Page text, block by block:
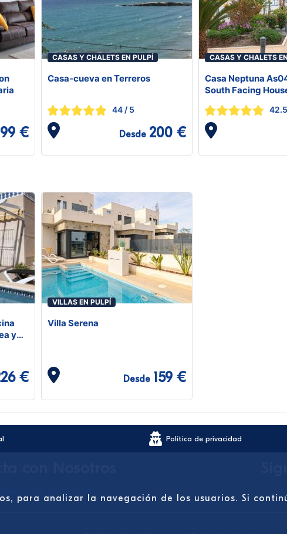
99 €
CASAS Y CHALETS EN PULPÍ
Casa-cueva en Terreros
44/ 5
Desde 200 €
CASAS Y CHALETS
Casa Neptuna
South Facing
42.5
y
€
VILLAS EN PULPÍ
Villa Serena
Desde 159 €
Política de privacidad
para analizar la navegación de los usuarios. Si